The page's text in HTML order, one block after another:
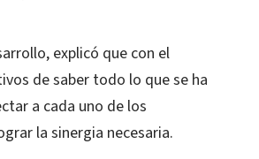
explicó que con el
de saber todo lo que se ha
a cada uno de los
la sinergia necesaria.